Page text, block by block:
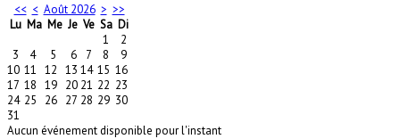
<< < Août 2026 > >>
Lu Ma Me Je Ve Sa Di
1
2
3
4 5 6 7 8
9
10 11 12 13 14 15 16
17 18 19 20 21 22 23
24 25 26 27 28 29 30
31
Aucun événement disponible pour l'instant